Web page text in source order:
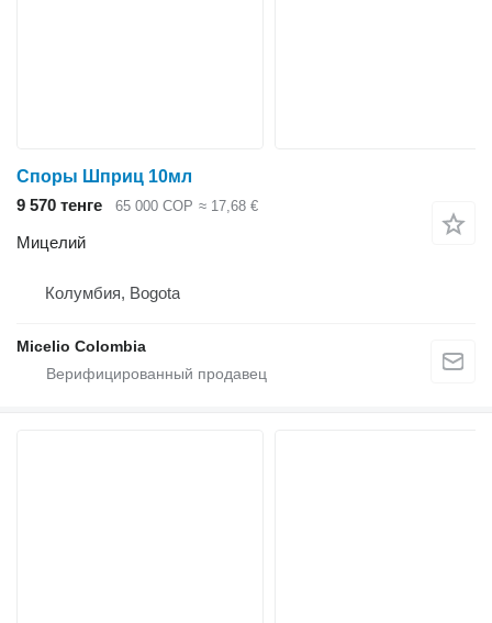
Споры Шприц 10мл
9 570 тенге
65 000 COP ≈ 17,68 €
Мицелий
Колумбия, Bogota
Micelio Colombia